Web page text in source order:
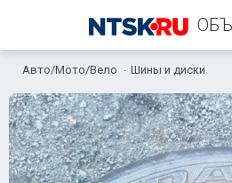
+7 (922) 557-
Авто/Мото/Вело Шины и диски